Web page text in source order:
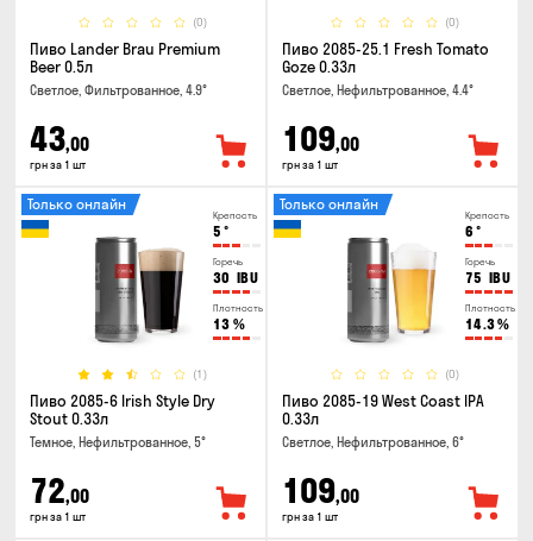
(0)
Пиво Lander Brau Premium
Beer 0.5л
Светлое, Фильтрованное, 4.9°
43,00
грн за 1 шт
(0)
Пиво 2085-25.1 Fresh Tomato
Goze 0.33л
Светлое, Нефильтрованное, 4.4°
109,00
грн за 1 шт
Крепость
5 °
Горечь
30 IBU
Плотность
13 %
(1)
Только онлайн
Пиво 2085-6 Irish Style Dry
Stout 0.33л
Темное, Нефильтрованное, 5°
72,00
грн за 1 шт
Крепость
6 °
Горечь
75 IBU
Плотность
14.3%
(0)
Только онлайн
Пиво 2085-19 West Coast IPA
0.33л
Светлое, Нефильтрованное, 6°
109,00
грн за 1 шт